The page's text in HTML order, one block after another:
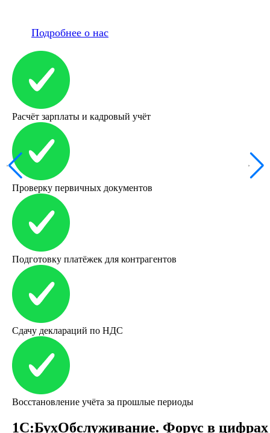
Подробнее о нас
Расчёт зарплаты и кадровый учёт
Проверку первичных документов
Подготовку платёжек для контрагентов
Сдачу деклараций по НДС
Восстановление учёта за прошлые периоды
1С:БухОбслужи­вание. Форус в цифрах